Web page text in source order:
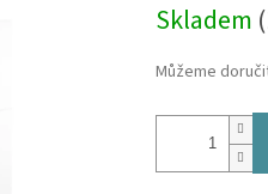
cena:
Skladem
Můžeme